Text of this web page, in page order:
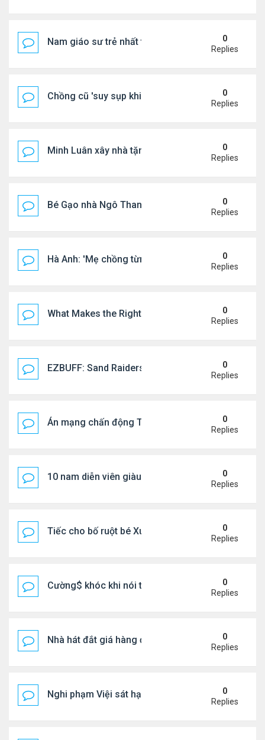
Nam giáo sư trẻ nhất thế giới ở tuổi 18
0
Replies
Chồng cũ 'suy sụp khi biết tin Nicole Kidman có
0
Replies
Minh Luân xây nhà tặng cha mẹ
0
Replies
Bé Gạo nhà Ngô Thanh Vân dễ thương trong tiệc
0
Replies
Hà Anh: 'Mẹ chồng từng ngạc nhiên vì tôi luôn trả
0
Replies
What Makes the Right Retail POS Matter?0
Replies
EZBUFF: Sand Raiders of Sophie Farming
0
Replies
Án mạng chấn động Thái lan: hai chị em người
0
Replies
10 nam diễn viên giàu nhất Trung Quốc 2026
0
Replies
Tiếc cho bố ruột bé Xuân Mai ở Mỹ
0
Replies
Cường$ khóc khi nói thật về hôn nhân
0
Replies
Nhà hát đắt giá hàng đầu tg ở VN
0
Replies
Nghi phạm Việi sát hại cụ bà 91 tuổi, phi tang xác
0
Replies